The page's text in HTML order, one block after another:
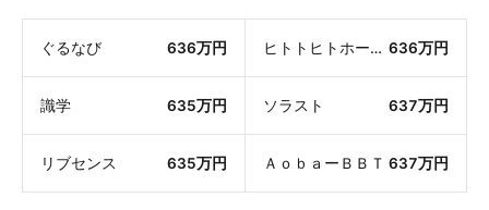
ぐるなび 636万円 ヒトトヒトホールディングス 636万円
識学 635万円 ソラスト 637万円
リブセンス 635万円 ＡｏｂａーＢＢＴ 637万円